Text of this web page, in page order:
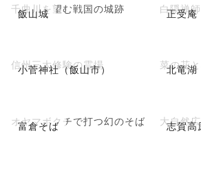
飯山城
千曲川を望む戦国の城跡 正受庵
白隠禅
小菅神社（飯山市）
信州三大修験の霊場 北竜湖
菜の花
富倉そば
オヤマボクチで打つ幻のそば 志賀高
大自然